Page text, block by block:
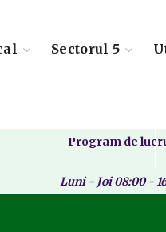
Sectorul 5
Program de
Luni - Joi 08:00 -